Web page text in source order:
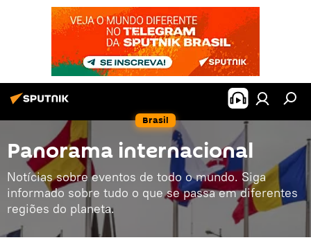
Brasil
Panorama internacional
Notícias sobre eventos de todo o mundo. Siga
informado sobre tudo o que se passa em diferentes
regiões do planeta.